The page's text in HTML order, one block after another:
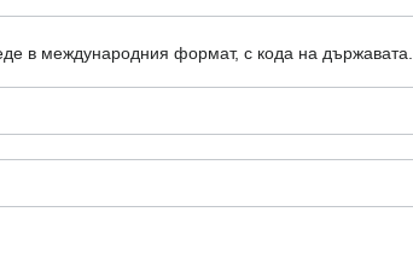
в международния формат, с кода на държавата.